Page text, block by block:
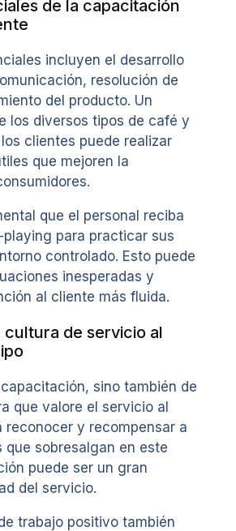
de la capacitación
incluyen el desarrollo
resolución de
del producto. Un
los diversos tipos de café y
clientes puede realizar
que mejoren la
que el personal reciba
para practicar sus
controlado. Esto puede
inesperadas y
al cliente más fluida.
cultura de servicio al
sino también de
que valore el servicio al
reconocer y recompensar a
que sobresalgan en este
puede ser un gran
del servicio.
trabajo positivo también